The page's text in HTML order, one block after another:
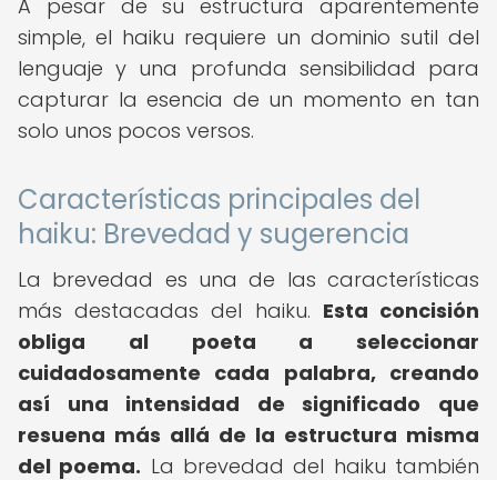
A pesar de su estructura aparentemente
simple, el haiku requiere un dominio sutil del
lenguaje y una profunda sensibilidad para
capturar la esencia de un momento en tan
solo unos pocos versos.
Características principales del
haiku: Brevedad y sugerencia
La brevedad es una de las características
más destacadas del haiku. Esta concisión
obliga al poeta a seleccionar
cuidadosamente cada palabra, creando
así una intensidad de significado que
resuena más allá de la estructura misma
del poema. La brevedad del haiku también